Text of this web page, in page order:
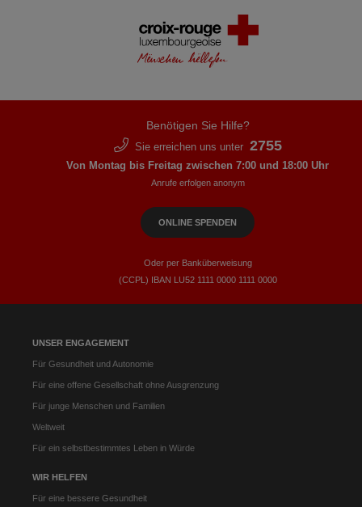
UNSER ENGAGEMENT
Für Gesundheit und Autonomie
Für eine offene Gesellschaft ohne Ausgrenzung
Für junge Menschen und Familien
Weltweit
Für ein selbstbestimmtes Leben in Würde
WIR HELFEN
Für eine bessere Gesundheit
Benötigen Sie Hilfe?
Sie erreichen uns unter 2755
Von Montag bis Freitag zwischen 7:00 und 18:00 Uhr
Anrufe erfolgen anonym
ONLINE SPENDEN
Oder per Banküberweisung
(CCPL) IBAN LU52​ 1111​ 0000​ 1111​ 0000